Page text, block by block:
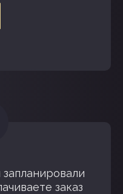
запланировали
заказ